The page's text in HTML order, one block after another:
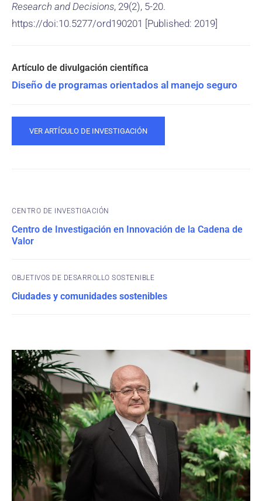
Research and Decisions, 29(2), 5-20.
https://doi:10.5277/ord190201 [Published: 2019]
Diseño de programas orientados al manejo seguro
VER ARTÍCULO DE INVESTIGACIÓN
CENTRO DE INVESTIGACIÓN
Centro de Investigación en Innovación de la Cadena de
Valor
OBJETIVOS DE DESARROLLO SOSTENIBLE
Ciudades y comunidades sostenibles